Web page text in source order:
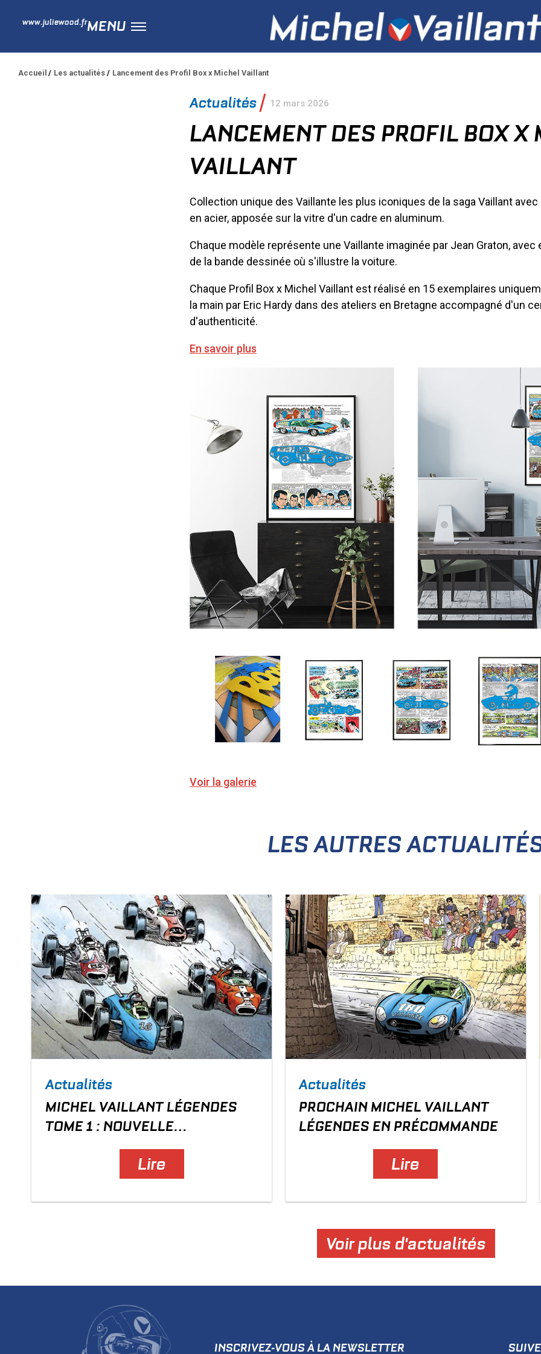
www.juliewood.frMENU
Accueil Les actualités Lancement des Profil Box x Michel Vaillant
Actualités 12 mars 2026
LANCEMENT DES PROFIL BOX X
VAILLANT
Collection unique des Vaillante les plus iconiques de la saga Vaillant
en acier, apposée sur la vitre d'un cadre en aluminum.
Chaque modèle représente une Vaillante imaginée par Jean Graton, avec
de la bande dessinée où s'illustre la voiture.
Chaque Profil Box x Michel Vaillant est réalisé en 15 exemplaires
la main par Eric Hardy dans des ateliers en Bretagne accompagné d'un
d'authenticité.
En savoir plus
Voir la galerie
LES AUTRES
Actualités
MICHEL VAILLANT LÉGENDES
TOME 1 : NOUVELLE
COUVERTURE
Lire
Actualités
PROCHAIN MICHEL VAILLANT
LÉGENDES EN PRÉCOMMANDE
Lire
Voir plus d'actualités
INSCRIVEZ-VOUS À LA NEWSLETTER